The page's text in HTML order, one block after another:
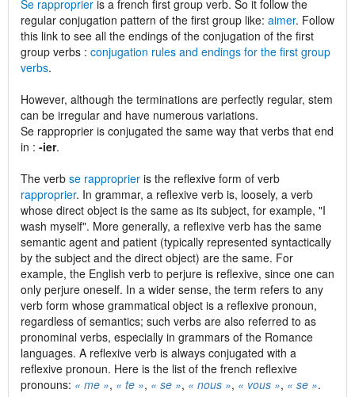
Se rapproprier is a french first group verb. So it follow the
regular conjugation pattern of the first group like: aimer. Follow
this link to see all the endings of the conjugation of the first
group verbs : conjugation rules and endings for the first group
verbs.
However, although the terminations are perfectly regular, stem
can be irregular and have numerous variations.
Se rapproprier is conjugated the same way that verbs that end
in : -ier.
The verb se rapproprier is the reflexive form of verb
rapproprier. In grammar, a reflexive verb is, loosely, a verb
whose direct object is the same as its subject, for example, "I
wash myself". More generally, a reflexive verb has the same
semantic agent and patient (typically represented syntactically
by the subject and the direct object) are the same. For
example, the English verb to perjure is reflexive, since one can
only perjure oneself. In a wider sense, the term refers to any
verb form whose grammatical object is a reflexive pronoun,
regardless of semantics; such verbs are also referred to as
pronominal verbs, especially in grammars of the Romance
languages. A reflexive verb is always conjugated with a
reflexive pronoun. Here is the list of the french reflexive
pronouns: « me », « te », « se », « nous », « vous », « se ».